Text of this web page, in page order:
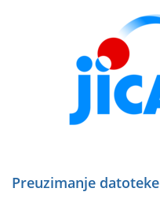
Preuzimanje datoteke